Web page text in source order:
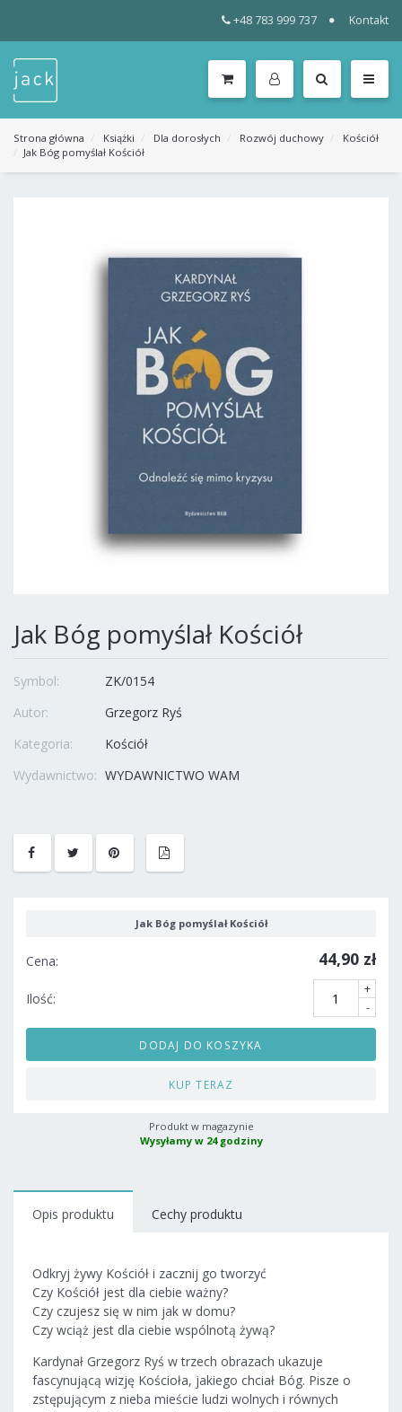
+48 783 999 737 Kontakt
KATEGORIE
MENU
Strona główna Książki Dla dorosłych Rozwój duchowy
Kościół
Jak Bóg pomyślał Kościół
Jak Bóg pomyślał Kościół
Symbol:
ZK/0154
Autor:
Grzegorz Ryś
Kategoria:
Kościół
Wydawnictwo: WYDAWNICTWO WAM
Jak Bóg pomyślał Kościół
Cena: 44,90 zł
Ilość:
+
-
DODAJ DO KOSZYKA
KUP TERAZ
Produkt w magazynie
Wysyłamy w 24 godziny
Opis produktu Cechy produktu
Odkryj żywy Kościół i zacznij go tworzyć
Czy Kościół jest dla ciebie ważny?
Czy czujesz się w nim jak w domu?
Czy wciąż jest dla ciebie wspólnotą żywą?
Kardynał Grzegorz Ryś w trzech obrazach ukazuje
fascynującą wizję Kościoła, jakiego chciał Bóg. Pisze o
zstępującym z nieba mieście ludzi wolnych i równych